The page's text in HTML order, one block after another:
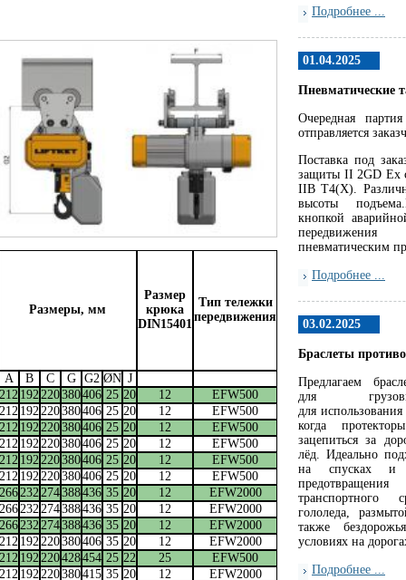
Размеры, мм
Размер
крюка
DIN15401
Тип тележки
передвижения
A B C G G2 ØN J
212 192 220380406 25 20 12
EFW500
212 192 220380406 25 20 12
EFW500
212 192 220380406 25 20 12
EFW500
212 192 220380406 25 20 12
EFW500
212 192 220380406 25 20 12
EFW500
212 192 220380406 25 20 12
EFW500
266 232 274388436 35 20 12
EFW2000
266 232 274388436 35 20 12
EFW2000
266 232 274388436 35 20 12
EFW2000
212 192 220380406 35 20 12
EFW2000
212 192 220428454 25 22 25
EFW500
212 192 220380415 35 20 12
EFW2000
Подробнее ...
01.04.2025
Пневматические
Очередная
отправляется
Поставка под
защиты II 2GD
IIB T4(X).
высоты
кнопкой
пневматическим
Подробнее ...
03.02.2025
Браслеты
Предлагаем
для
для
когда
зацепиться за
лёд. Идеально
на спусках и
транспортного
гололеда,
также
условиях на
Подробнее ...